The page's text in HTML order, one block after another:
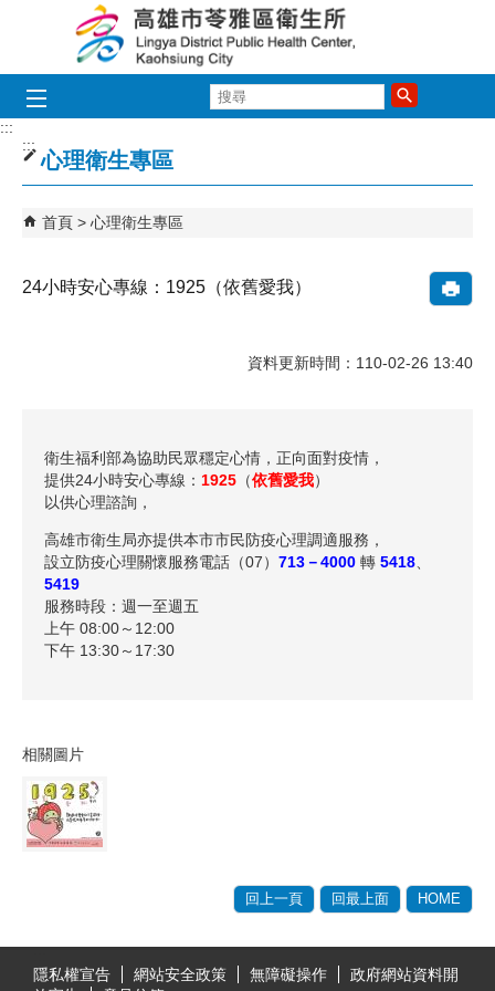
跳到主要內容區塊
尋
:::
:::
心理衛生專區
首頁 心理衛生專區
24小時安心專線：1925（依舊愛我）
資料更新時間：110-02-26 13:40
衛生福利部為協助民眾穩定心情，正向面對疫情，
提供24小時安心專線： 1925 （依舊愛我）
以供心理諮詢，
高雄市衛生局亦提供本市市民防疫心理調適服務，
設立防疫心理關懷服務電話（07） 713－4000 轉 5418、
5419
服務時段：週一至週五
上午 08:00～12:00
下午 13:30～17:30
相關圖片
回上一頁 回最上面 HOME
隱私權宣告
網站安全政策 無障礙操作
政府網站資料開